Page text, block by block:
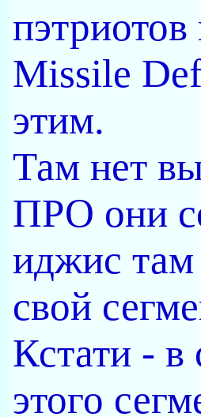
Missile
этим.
Там нет
ПРО они
иджис там
свой
Кстати - в
этого